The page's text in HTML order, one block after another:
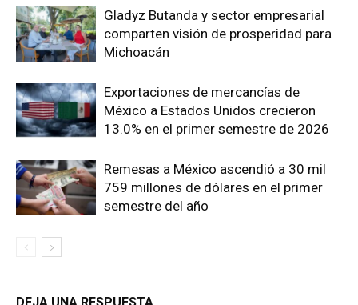
Gladyz Butanda y sector empresarial
comparten visión de prosperidad para
Michoacán
Exportaciones de mercancías de
México a Estados Unidos crecieron
13.0% en el primer semestre de 2026
Remesas a México ascendió a 30 mil
759 millones de dólares en el primer
semestre del año